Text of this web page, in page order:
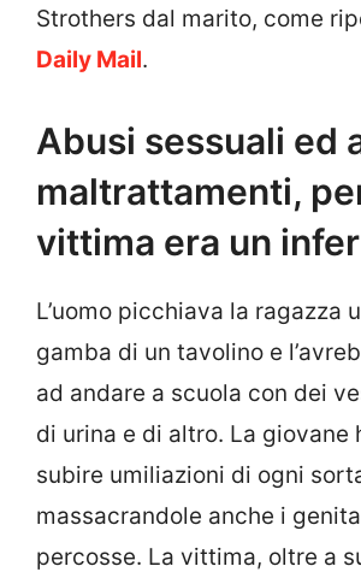
Strothers dal marito, come
Daily Mail.
Abusi sessuali ed
maltrattamenti,
vittima era un
L’uomo picchiava la ragazza
gamba di un tavolino e
ad andare a scuola con dei
di urina e di altro. La giovane
subire umiliazioni di ogni
massacrandole anche i
percosse. La vittima, oltre a